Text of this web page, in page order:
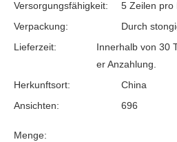
Versorgungsfähigkeit:
5 Zeilen pro
Verpackung:
Durch
Lieferzeit:
Innerhalb von 30
er Anzahlung.
Herkunftsort:
China
Ansichten:
696
Menge: